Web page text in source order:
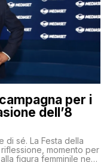
per i
dell’8
di sé. La Festa della
momento per
figura femminile nella